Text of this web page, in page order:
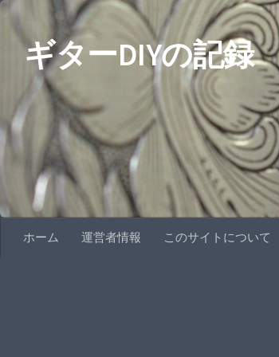
コンテンツへスキップ
ギターDIYの記録
ホーム 運営者情報 このサイトについて